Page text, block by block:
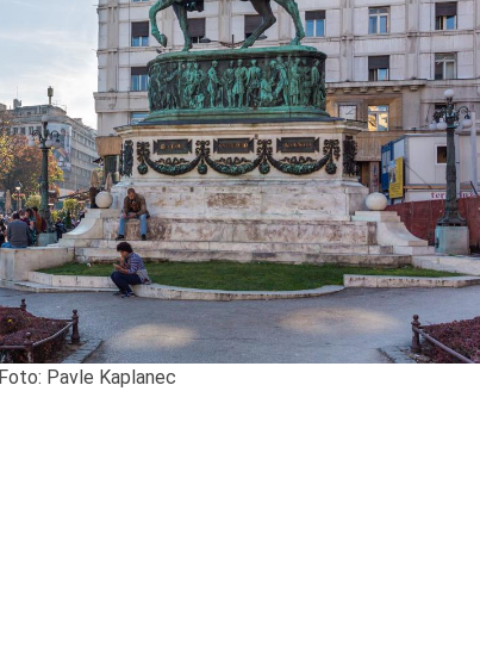
Foto: Pavle Kaplanec